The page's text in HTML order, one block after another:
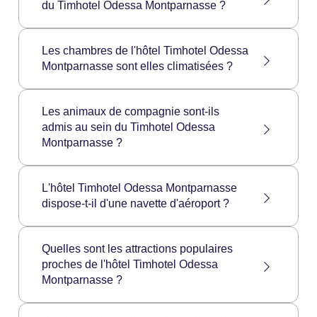
illimité, d’une télévision à écran plat, un plateau
de courtoisie avec thé, café et bouilloire, ainsi
que de l’air conditionné.
du Timhotel Odessa Montparnasse ?
Les chambres du Timhotel Odessa
Montparnasse ne disposent pas de minibar.
Les chambres de l'hôtel Timhotel Odessa
Montparnasse sont elles climatisées ?
Toutes les chambres de l'hôtel Timhotel
Odessa Montparnasse sont climatisées.
Les animaux de compagnie sont-ils
admis au sein du Timhotel Odessa
Montparnasse ?
Les animaux de compagnie ne sont pas
admis à l'hôtel Timhotel Odessa
Montparnasse.
L'hôtel Timhotel Odessa Montparnasse
dispose-t-il d'une navette d'aéroport ?
L'hôtel Timhotel Gare Montparnasse ne
dispose pas de son propre service de navette
mais le personnel peut se charger de
commander un taxi, ou vous pourriez
également vous rendre à la station taxis la
Quelles sont les attractions populaires
proches de l'hôtel Timhotel Odessa
Montparnasse ?